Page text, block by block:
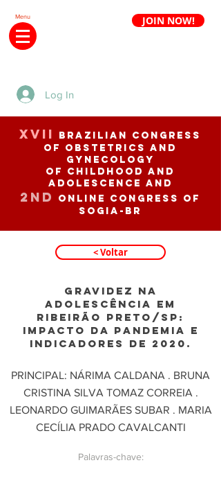
Menu JOIN NOW!
Log In
XVII
BRAZILIAN CONGRESS
OF OBSTETRICS AND
GYNECOLOGY
of CHILDHOOD AND
ADOLESCENCE and
2nd
ONLINE CONGRESS of
SOGIA-BR
< Voltar
GRAVIDEZ NA
ADOLESCÊNCIA EM
RIBEIRÃO PRETO/SP:
IMPACTO DA PANDEMIA E
INDICADORES DE 2020.
PRINCIPAL: NÁRIMA CALDANA . BRUNA
CRISTINA SILVA TOMAZ CORREIA .
LEONARDO GUIMARÃES SUBAR . MARIA
CECÍLIA PRADO CAVALCANTI
Palavras-chave: